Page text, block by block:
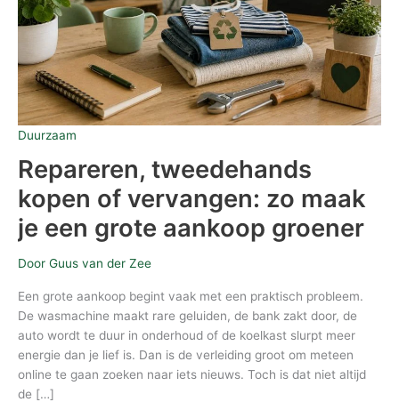
Duurzaam
Repareren, tweedehands
kopen of vervangen: zo maak
je een grote aankoop groener
Door Guus van der Zee
Een grote aankoop begint vaak met een praktisch probleem.
De wasmachine maakt rare geluiden, de bank zakt door, de
auto wordt te duur in onderhoud of de koelkast slurpt meer
energie dan je lief is. Dan is de verleiding groot om meteen
online te gaan zoeken naar iets nieuws. Toch is dat niet altijd
de […]
grote
aankoop
groener